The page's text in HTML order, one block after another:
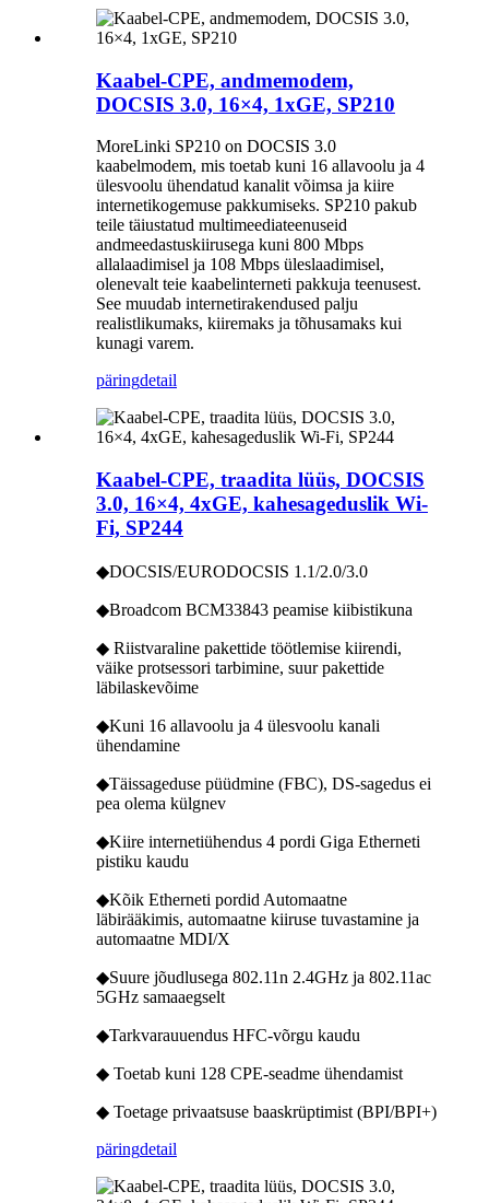
Kaabel-CPE, andmemodem,
DOCSIS 3.0, 16×4, 1xGE, SP210
MoreLinki SP210 on DOCSIS 3.0
kaabelmodem, mis toetab kuni 16 allavoolu ja 4
ülesvoolu ühendatud kanalit võimsa ja kiire
internetikogemuse pakkumiseks. SP210 pakub
teile täiustatud multimeediateenuseid
andmeedastuskiirusega kuni 800 Mbps
allalaadimisel ja 108 Mbps üleslaadimisel,
olenevalt teie kaabelinterneti pakkuja teenusest.
See muudab internetirakendused palju
realistlikumaks, kiiremaks ja tõhusamaks kui
kunagi varem.
päringdetail
Kaabel-CPE, traadita lüüs, DOCSIS
3.0, 16×4, 4xGE, kahesageduslik Wi-
Fi, SP244
◆DOCSIS/EURODOCSIS 1.1/2.0/3.0
◆Broadcom BCM33843 peamise kiibistikuna
◆ Riistvaraline pakettide töötlemise kiirendi,
väike protsessori tarbimine, suur pakettide
läbilaskevõime
◆Kuni 16 allavoolu ja 4 ülesvoolu kanali
ühendamine
◆Täissageduse püüdmine (FBC), DS-sagedus ei
pea olema külgnev
◆Kiire internetiühendus 4 pordi Giga Etherneti
pistiku kaudu
◆Kõik Etherneti pordid Automaatne
läbirääkimis, automaatne kiiruse tuvastamine ja
automaatne MDI/X
◆Suure jõudlusega 802.11n 2.4GHz ja 802.11ac
5GHz samaaegselt
◆Tarkvarauuendus HFC-võrgu kaudu
◆ Toetab kuni 128 CPE-seadme ühendamist
◆ Toetage privaatsuse baaskrüptimist (BPI/BPI+)
päringdetail